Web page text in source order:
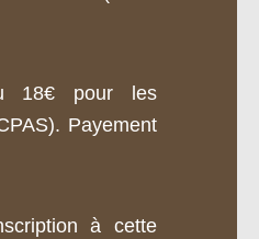
18€ pour les
Payement
à cette